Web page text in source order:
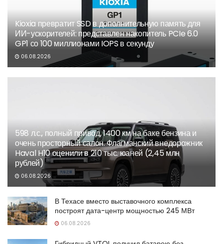
Kioxia превратит SSD в дополнительную память для
ИИ-ускорителей: представлен накопитель PCIe 6.0
GP1 со 100 миллионами IOPS в секунду
06.08.2026
598 л.с., полный привод, 1400 км на баке бензина и
очень просторный салон. Флагманский внедорожник
Haval H10 оценили в 210 тыс. юаней (2,45 млн
рублей)
06.08.2026
В Техасе вместо выставочного комплекса
построят дата-центр мощностью 245 МВт
06.08.2026